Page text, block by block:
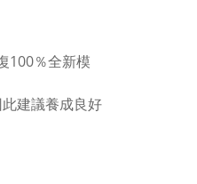
100％全新模
建議養成良好